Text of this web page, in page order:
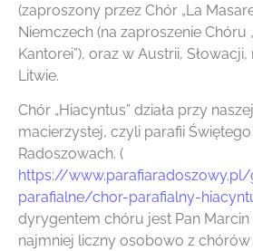
(zaproszony przez Chór „La
Niemczech (na zaproszenie Chóru
Kantorei”), oraz w Austrii,
Litwie.
Chór „Hiacyntus” działa przy
macierzystej, czyli parafii
Radoszowach. (
https://
parafialne/chor-parafialny-
dyrygentem chóru jest Pan Marcin
najmniej liczny osobowo z chórów